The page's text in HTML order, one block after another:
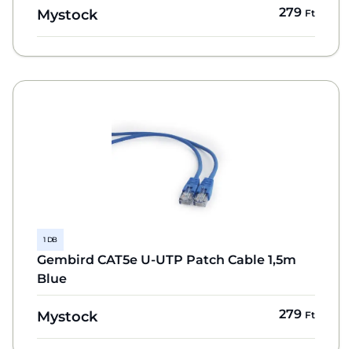
Mystock 279 Ft
1 DB
Gembird CAT5e U-UTP Patch Cable 1,5m
Blue
Mystock 279 Ft